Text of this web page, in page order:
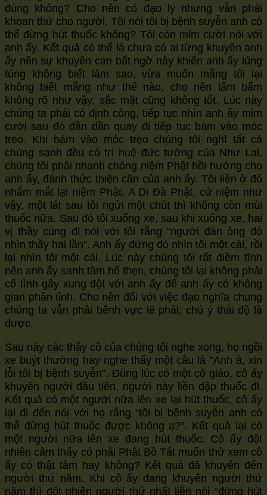
đúng không? Cho nên có đạo lý nhưng vẫn phải
khoan thứ cho người. Tôi nói tôi bị bệnh suyễn anh có
thể đừng hút thuốc không? Tôi còn mỉm cười nói với
anh ấy. Kết quả có thể là chưa có ai từng khuyên anh
ấy nên sự khuyên can bất ngờ này khiến anh ấy lúng
túng không biết làm sao, vừa muốn mắng tôi lại
không biết mắng như thế nào, cho nên lẩm bẩm
không rõ như vậy, sắc mặt cũng không tốt. Lúc này
chúng ta phải có định công, tiếp tục nhìn anh ấy mỉm
cười sau đó dần dần quay đi tiếp tục bám vào móc
treo. Khi bám vào móc treo chúng tôi nghĩ tất cả
chúng sanh đều có trí huệ đức tướng của Như Lai,
chúng tôi phải nhanh chóng niệm Phật hồi hướng cho
anh ấy, đánh thức thiện căn của anh ấy. Tôi liền ở đó
nhắm mắt lại niệm Phật, A Di Đà Phật, cứ niệm như
vậy, một lát sau tôi ngửi một chút thì không còn mùi
thuốc nữa. Sau đó tôi xuống xe, sau khi xuống xe, hai
vị thầy cùng đi nói với tôi rằng “người đàn ông đó
nhìn thầy hai lần”. Anh ấy đứng đó nhìn tôi một cái, rồi
lại nhìn tôi một cái. Lúc này chúng tôi rất điềm tĩnh
nên anh ấy sanh tâm hổ thẹn, chúng tôi lại không phải
cố tình gây xung đột với anh ấy để anh ấy có không
gian phản tỉnh. Cho nên đối với việc đạo nghĩa chung
chúng ta vẫn phải bênh vực lẽ phải, chú ý thái độ là
được.
Sau này các thầy cô của chúng tôi nghe xong, họ ngồi
xe buýt thường hay nghe thấy một câu là “Anh à, xin
lỗi tôi bị bệnh suyễn”. Đúng lúc có một cô giáo, cô ấy
khuyên người đầu tiên, người này liền dập thuốc đi.
Kết quả có một người nữa lên xe lại hút thuốc, cô ấy
lại đi đến nói với họ rằng “tôi bị bệnh suyễn anh có
thể đừng hút thuốc được không ạ?”. Kết quả lại có
một người nữa lên xe đang hút thuốc. Cô ấy đột
nhiên cảm thấy có phải Phật Bồ Tát muốn thử xem cô
ấy có thật tâm hay không? Kết quả đã khuyên đến
người thứ năm. Khi cô ấy đang khuyên người thứ
năm thì đột nhiên người thứ nhất liền nói “đừng hút